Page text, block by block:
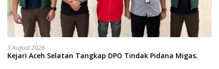
3 August 2026
Kejari Aceh Selatan Tangkap DPO Tindak Pidana Migas.